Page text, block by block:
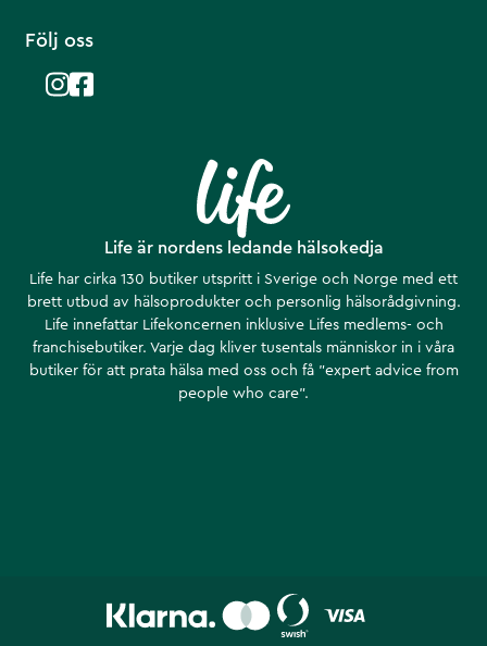
Life är nordens ledande hälsokedja
Life har cirka 130 butiker utspritt i Sverige och Norge med ett
brett utbud av hälsoprodukter och personlig hälsorådgivning.
Life innefattar Lifekoncernen inklusive Lifes medlems- och
franchisebutiker. Varje dag kliver tusentals människor in i våra
butiker för att prata hälsa med oss och få ”expert advice from
people who care”.
Följ oss